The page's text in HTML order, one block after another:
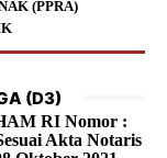
(PPRA)
(D3)
RI Nomor :
Akta Notaris